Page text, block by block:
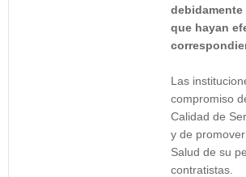
que hayan
Las
compromiso
Calidad de
y de
Salud de su
contratistas.